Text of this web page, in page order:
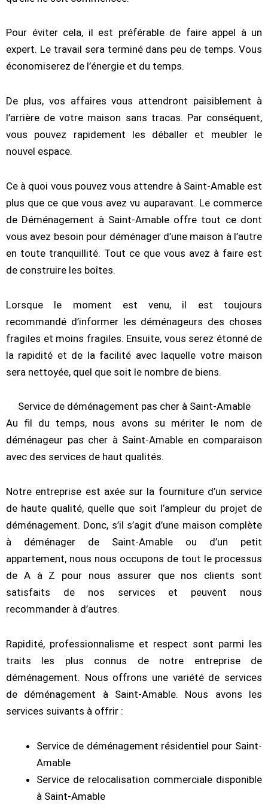
Pour éviter cela, il est préférable de faire appel à un
expert. Le travail sera terminé dans peu de temps. Vous
économiserez de l’énergie et du temps.
De plus, vos affaires vous attendront paisiblement à
l’arrière de votre maison sans tracas. Par conséquent,
vous pouvez rapidement les déballer et meubler le
nouvel espace.
Ce à quoi vous pouvez vous attendre à Saint-Amable est
plus que ce que vous avez vu auparavant. Le commerce
de Déménagement à Saint-Amable offre tout ce dont
vous avez besoin pour déménager d’une maison à l’autre
en toute tranquillité. Tout ce que vous avez à faire est
de construire les boîtes.
Lorsque le moment est venu, il est toujours
recommandé d’informer les déménageurs des choses
fragiles et moins fragiles. Ensuite, vous serez étonné de
la rapidité et de la facilité avec laquelle votre maison
sera nettoyée, quel que soit le nombre de biens.
Service de déménagement pas cher à Saint-Amable
Au fil du temps, nous avons su mériter le nom de
déménageur pas cher à Saint-Amable en comparaison
avec des services de haut qualités.
Notre entreprise est axée sur la fourniture d’un service
de haute qualité, quelle que soit l’ampleur du projet de
déménagement. Donc, s’il s’agit d’une maison complète
à déménager de Saint-Amable ou d’un petit
appartement, nous nous occupons de tout le processus
de A à Z pour nous assurer que nos clients sont
satisfaits de nos services et peuvent nous
recommander à d’autres.
Rapidité, professionnalisme et respect sont parmi les
traits les plus connus de notre entreprise de
déménagement. Nous offrons une variété de services
de déménagement à Saint-Amable. Nous avons les
services suivants à offrir :
Service de déménagement résidentiel pour Saint-
Amable
Service de relocalisation commerciale disponible
à Saint-Amable